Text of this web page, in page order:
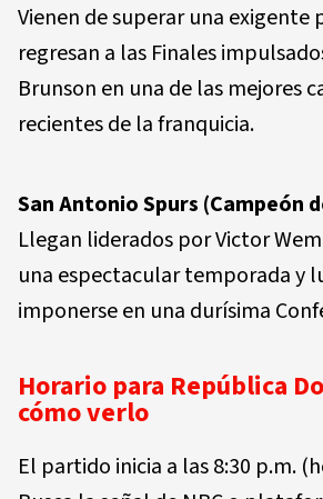
Vienen de superar una exigente
regresan a las Finales
Brunson en una de las mejores
recientes de la franquicia.
San Antonio Spurs (Campeón
Llegan liderados por Victor
una espectacular temporada y
imponerse en una durísima
Horario para República
cómo verlo
El partido inicia a las 8:30 p.m.